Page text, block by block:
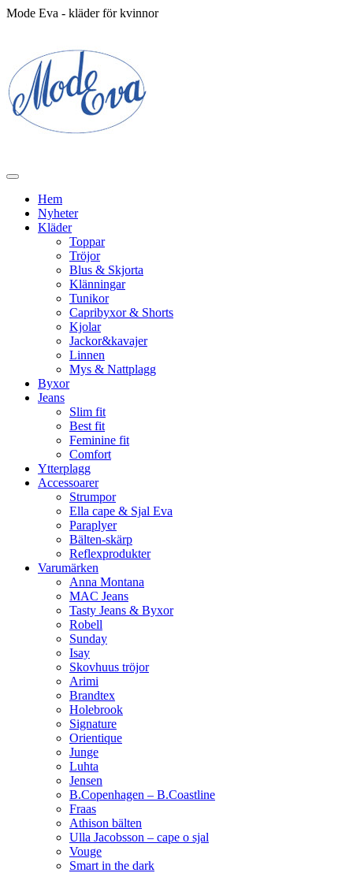
Mode Eva - kläder för kvinnor
Hem
Nyheter
Kläder
Toppar
Tröjor
Blus & Skjorta
Klänningar
Tunikor
Capribyxor & Shorts
Kjolar
Jackor&kavajer
Linnen
Mys & Nattplagg
Byxor
Jeans
Slim fit
Best fit
Feminine fit
Comfort
Ytterplagg
Accessoarer
Strumpor
Ella cape & Sjal Eva
Paraplyer
Bälten-skärp
Reflexprodukter
Varumärken
Anna Montana
MAC Jeans
Tasty Jeans & Byxor
Robell
Sunday
Isay
Skovhuus tröjor
Arimi
Brandtex
Holebrook
Signature
Orientique
Junge
Luhta
Jensen
B.Copenhagen – B.Coastline
Fraas
Athison bälten
Ulla Jacobsson – cape o sjal
Vouge
Smart in the dark